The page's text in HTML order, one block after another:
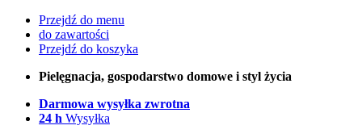
Przejdź do menu
do zawartości
Przejdź do koszyka
Pielęgnacja, gospodarstwo domowe i styl życia
Darmowa wysyłka zwrotna
24 h Wysyłka